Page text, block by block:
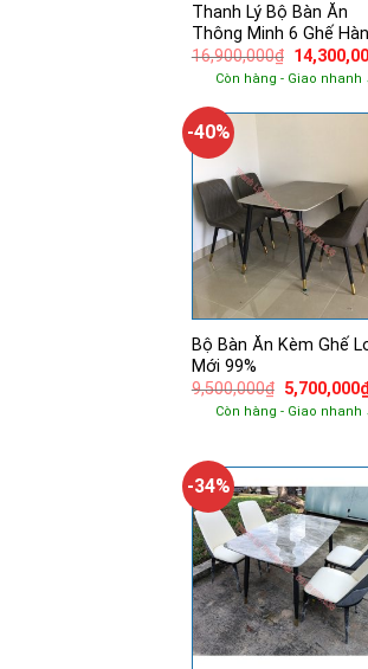
Thanh Lý Bộ Bàn Ăn
Thông Minh 6 Ghế
16,900,000₫ Giá
gốc
là:
Còn hàng - Giao nhanh
-40%
Bộ Bàn Ăn Kèm Ghế
Mới 99%
9,500,000₫ Giá
gốc
là:
5,700,000
Còn hàng - Giao nhanh
-34%